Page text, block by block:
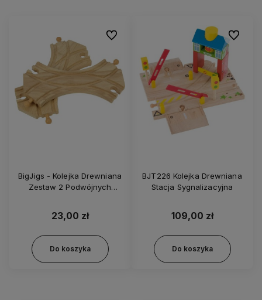
BigJigs - Kolejka Drewniana
Zestaw 2 Podwójnych
23,00 zł
Do koszyka
Do ulubionych
BJT226 Kolejka Drewniana
Stacja Sygnalizacyjna
109,00 zł
Do koszyka
Do